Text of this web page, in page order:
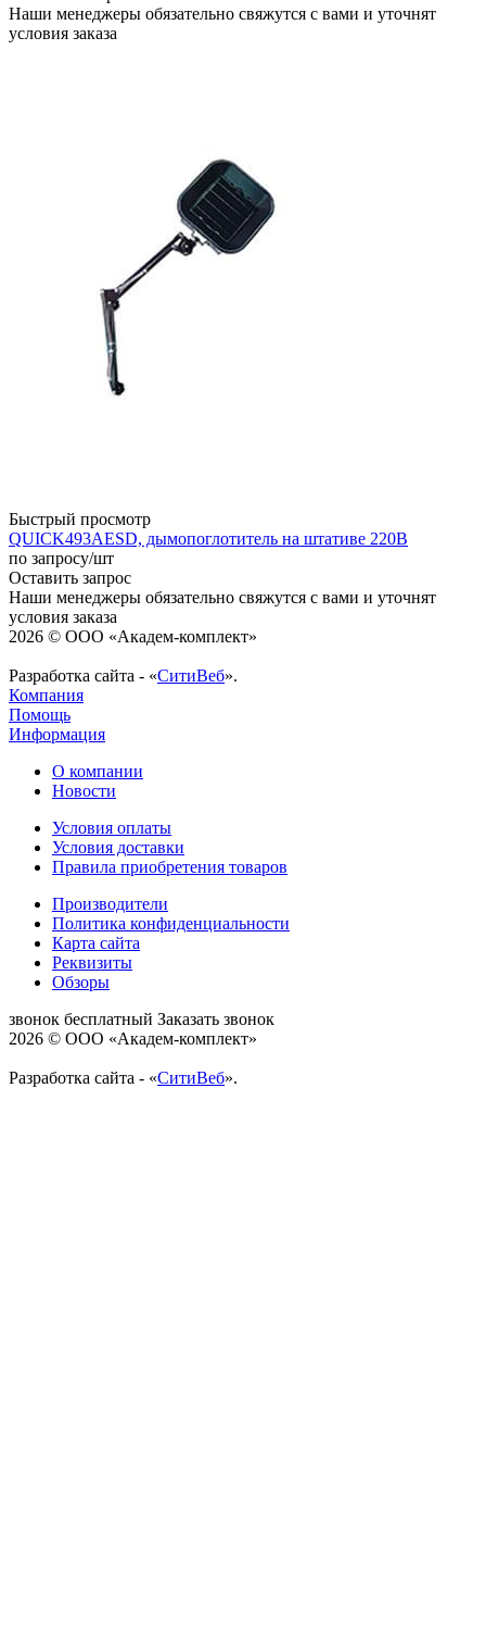
Наши менеджеры обязательно свяжутся с вами и уточнят
условия заказа
Быстрый просмотр
QUICK493AESD, дымопоглотитель на штативе 220В
по запросу/шт
Оставить запрос
Наши менеджеры обязательно свяжутся с вами и уточнят
условия заказа
2026 © ООО «Академ-комплект»
Разработка сайта - «СитиВеб».
Компания
Помощь
Информация
О компании
Новости
Условия оплаты
Условия доставки
Правила приобретения товаров
Производители
Политика конфиденциальности
Карта сайта
Реквизиты
Обзоры
звонок бесплатный Заказать звонок
2026 © ООО «Академ-комплект»
Разработка сайта - «СитиВеб».